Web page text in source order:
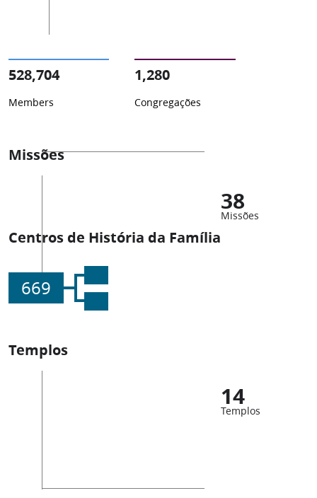
528,704
Members
1,280
Congregações
Missões
38
Missões
Centros de História da Família
669
Templos
14
Templos